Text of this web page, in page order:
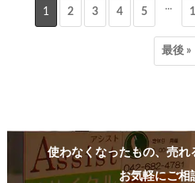
1 2 3 4 5 ...
最後 »
使わなくなったもの、売
お気軽にご相